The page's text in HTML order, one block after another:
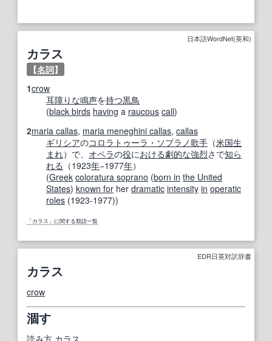
日本語WordNet(英和)
カラス
【名詞】
1crow
耳障りな鳴声を持つ黒鳥
(black birds having a raucous call)
2maria callas, maria meneghini callas, callas
ギリシアのコロラトゥーラ・ソプラノ歌手 （米国生
まれ）で、 オペラの役における劇的な強烈さで知ら
れる （1923年−1977年）
(Greek coloratura soprano (born in the United
States) known for her dramatic intensity in operatic
roles (1923-1977))
「カラス」に関する類語一覧
EDR日英対訳辞書
カラス
crow
涸す
読み方 カラス